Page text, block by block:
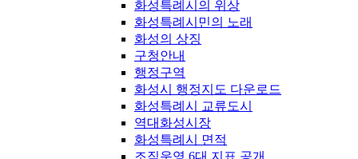
화성특례시의 위상
화성특례시민의 노래
화성의 상징
구청안내
행정구역
화성시 행정지도 다운로드
화성특례시 교류도시
역대화성시장
화성특례시 면적
조직운영 6대 지표 공개